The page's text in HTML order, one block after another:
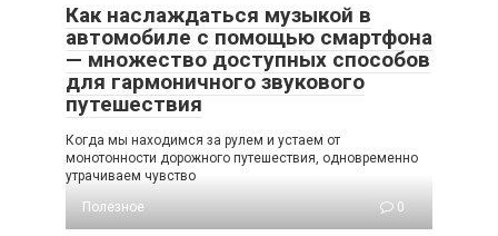
Как наслаждаться музыкой в
автомобиле с помощью смартфона
— множество доступных способов
для гармоничного звукового
путешествия
Когда мы находимся за рулем и устаем от
монотонности дорожного путешествия, одновременно
утрачиваем чувство
Полезное
0